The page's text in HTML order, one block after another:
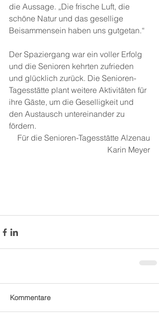
die Aussage. „Die frische Luft, die
schöne Natur und das gesellige
Beisammensein haben uns gutgetan.“
Der Spaziergang war ein voller Erfolg
und die Senioren kehrten zufrieden
und glücklich zurück. Die Senioren-
Tagesstätte plant weitere Aktivitäten für
ihre Gäste, um die Geselligkeit und
den Austausch untereinander zu
fördern.
Für die Senioren-Tagesstätte Alzenau
Karin Meyer
Kommentare